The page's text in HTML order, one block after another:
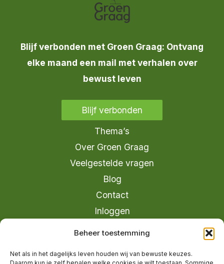
Beheer toestemming
Net als in het dagelijks leven houden wij van bewuste keuzes.
Blijf verbonden met Groen Graag: Ontvang
elke maand een mail met verhalen over
bewust leven
Blijf verbonden
Thema’s
Over Groen Graag
Veelgestelde vragen
Blog
Contact
Inloggen
info@groengraag.nl